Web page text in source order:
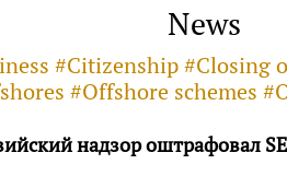
News
#Citizenship
#Offshore schemes
надзор оштрафовал